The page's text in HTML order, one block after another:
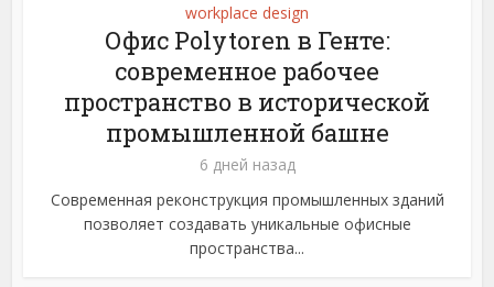
workplace design
Офис Polytoren в Генте:
современное рабочее
пространство в исторической
промышленной башне
6 дней назад
Современная реконструкция промышленных зданий
позволяет создавать уникальные офисные
пространства...